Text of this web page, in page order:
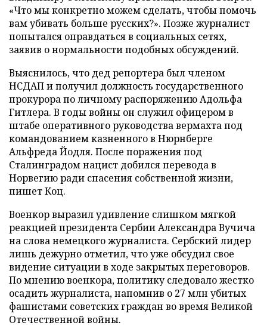
«Что мы конкретно можем сделать, чтобы помочь
вам убивать больше русских?». Позже журналист
попытался оправдаться в социальных сетях,
заявив о нормальности подобных обсуждений.
Выяснилось, что дед репортера был членом
НСДАП и получил должность государственного
прокурора по личному распоряжению Адольфа
Гитлера. В годы войны он служил офицером в
штабе оперативного руководства вермахта под
командованием казненного в Нюрнберге
Альфреда Йодля. После поражения под
Сталинградом нацист добился перевода в
Норвегию ради спасения собственной жизни,
пишет Коц.
Военкор выразил удивление слишком мягкой
реакцией президента Сербии Александра Вучича
на слова немецкого журналиста. Сербский лидер
лишь дежурно отметил, что уже обсудил свое
видение ситуации в ходе закрытых переговоров.
По мнению военкора, политику следовало жестко
осадить журналиста, напомнив о 27 млн убитых
фашистами советских граждан во время Великой
Отечественной войны.